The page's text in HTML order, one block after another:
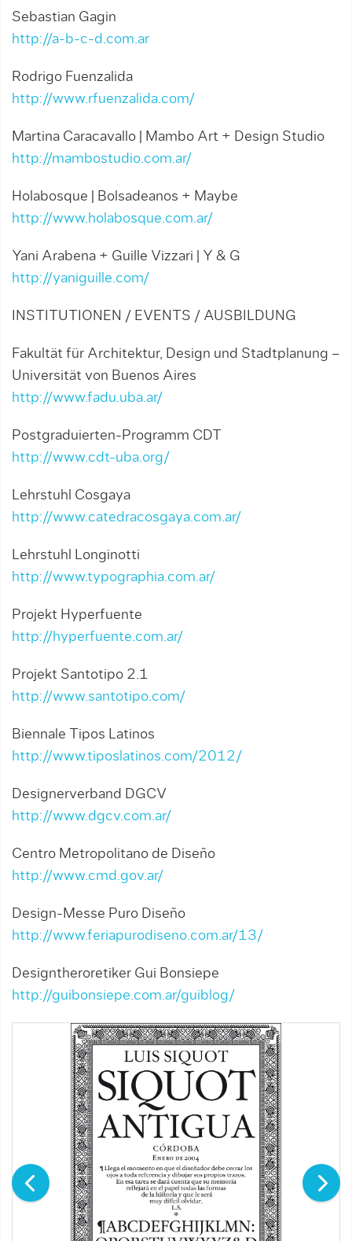
Sebastian Gagin
http://a-b-c-d.com.ar
Rodrigo Fuenzalida
http://www.rfuenzalida.com/
Martina Caracavallo | Mambo Art + Design Studio
http://mambostudio.com.ar/
Holabosque | Bolsadeanos + Maybe
http://www.holabosque.com.ar/
Yani Arabena + Guille Vizzari | Y & G
http://yaniguille.com/
INSTITUTIONEN / EVENTS / AUSBILDUNG
Fakultät für Architektur, Design und Stadtplanung –
Universität von Buenos Aires
http://www.fadu.uba.ar/
Postgraduierten-Programm CDT
http://www.cdt-uba.org/
Lehrstuhl Cosgaya
http://www.catedracosgaya.com.ar/
Lehrstuhl Longinotti
http://www.typographia.com.ar/
Projekt Hyperfuente
http://hyperfuente.com.ar/
Projekt Santotipo 2.1
http://www.santotipo.com/
Biennale Tipos Latinos
http://www.tiposlatinos.com/2012/
Designerverband DGCV
http://www.dgcv.com.ar/
Centro Metropolitano de Diseño
http://www.cmd.gov.ar/
Design-Messe Puro Diseño
http://www.feriapurodiseno.com.ar/13/
Designtheroretiker Gui Bonsiepe
http://guibonsiepe.com.ar/guiblog/